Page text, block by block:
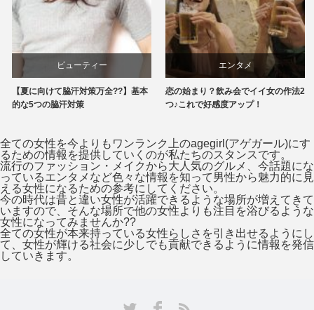
ビューティー
【夏に向けて脇汗対策万全??】基本
的な5つの脇汗対策
エンタメ
恋の始まり？飲み会でイイ女の作法2
つ♪これで好感度アップ！
全ての女性を今よりもワンランク上のagegirl(アゲガール)にす
るための情報を提供していくのが私たちのスタンスです。
流行のファッション・メイクから大人気のグルメ、今話題にな
っているエンタメなど色々な情報を知って男性から魅力的に見
える女性になるための参考にしてください。
今の時代は昔と違い女性が活躍できるような場所が増えてきて
いますので、そんな場所で他の女性よりも注目を浴びるような
女性になってみませんか??
全ての女性が本来持っている女性らしさを引き出せるようにし
て、女性が輝ける社会に少しでも貢献できるように情報を発信
していきます。